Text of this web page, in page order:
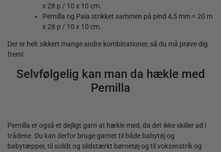
x 28 p / 10 x 10 cm.
Pernilla og Paia strikket sammen på pind 4,5 mm = 20 m
x 28 p / 10 x 10 cm.
Der er helt sikkert mange andre kombinationer, så du må prøve dig
frem!
Selvfølgelig kan man da hækle med
Pernilla
Pernilla er også et dejligt garn at hækle med, da det ikke skiller ad i
trådene. Du kan derfor bruge garnet til både babytøj og
babytæpper, til solidt og slidstærkt børnetøj og til voksenstrik og